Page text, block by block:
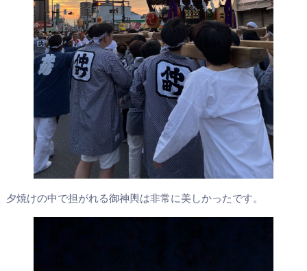
夕焼けの中で担がれる御神輿は非常に美しかったです。